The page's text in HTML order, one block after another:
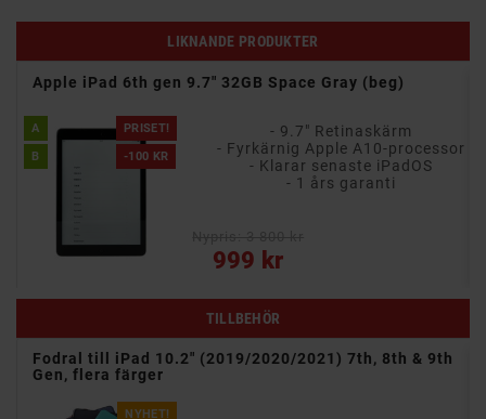
LIKNANDE PRODUKTER
Apple iPad 6th gen 128GB Space Gray med 1 års
PRISET!
-100 KR
B
- 128 GB lagring
- 9,7-tums Retina-skärm
- Inbyggd HD-kamera
- Rymdgrå
1 099 kr
Vanligt pris
Pris
TILLBEHÖR
Fodral till iPad 10.2" (2019/2020/2021) 7th, 8th & 9th
Gen, flera färger
NYHET!